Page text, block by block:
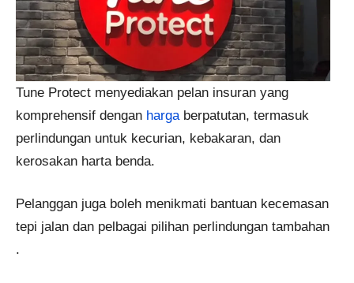
Tune Protect menyediakan pelan insuran yang
komprehensif dengan harga berpatutan, termasuk
perlindungan untuk kecurian, kebakaran, dan
kerosakan harta benda.
Pelanggan juga boleh menikmati bantuan kecemasan
tepi jalan dan pelbagai pilihan perlindungan tambahan​​
.